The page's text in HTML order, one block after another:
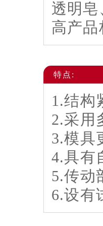
透明
高产
特点:
1.结构
2.采用
3.模具
4.具有
5.传动
6.设有